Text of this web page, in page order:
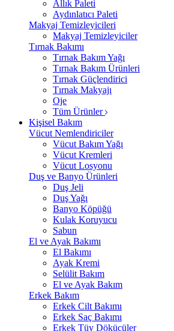
Allık Paleti
Aydınlatıcı Paleti
Makyaj Temizleyicileri
Makyaj Temizleyiciler
Tırnak Bakımı
Tırnak Bakım Yağı
Tırnak Bakım Ürünleri
Tırnak Güçlendirici
Tırnak Makyajı
Oje
Tüm Ürünler
Kişisel Bakım
Vücut Nemlendiriciler
Vücut Bakım Yağı
Vücut Kremleri
Vücut Losyonu
Duş ve Banyo Ürünleri
Duş Jeli
Duş Yağı
Banyo Köpüğü
Kulak Koruyucu
Sabun
El ve Ayak Bakımı
El Bakımı
Ayak Kremi
Selülit Bakım
El ve Ayak Bakım
Erkek Bakım
Erkek Cilt Bakımı
Erkek Saç Bakımı
Erkek Tüy Dökücüler